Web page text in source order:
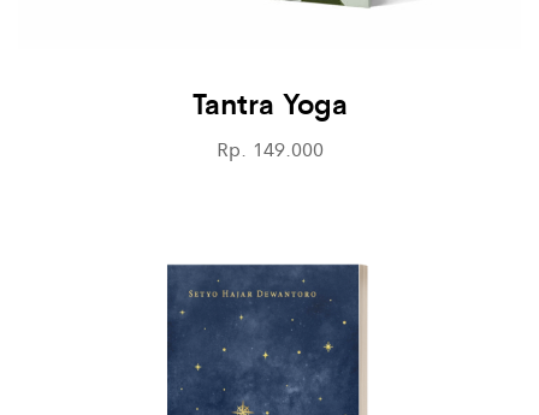
Tantra Yoga
Rp. 149.000